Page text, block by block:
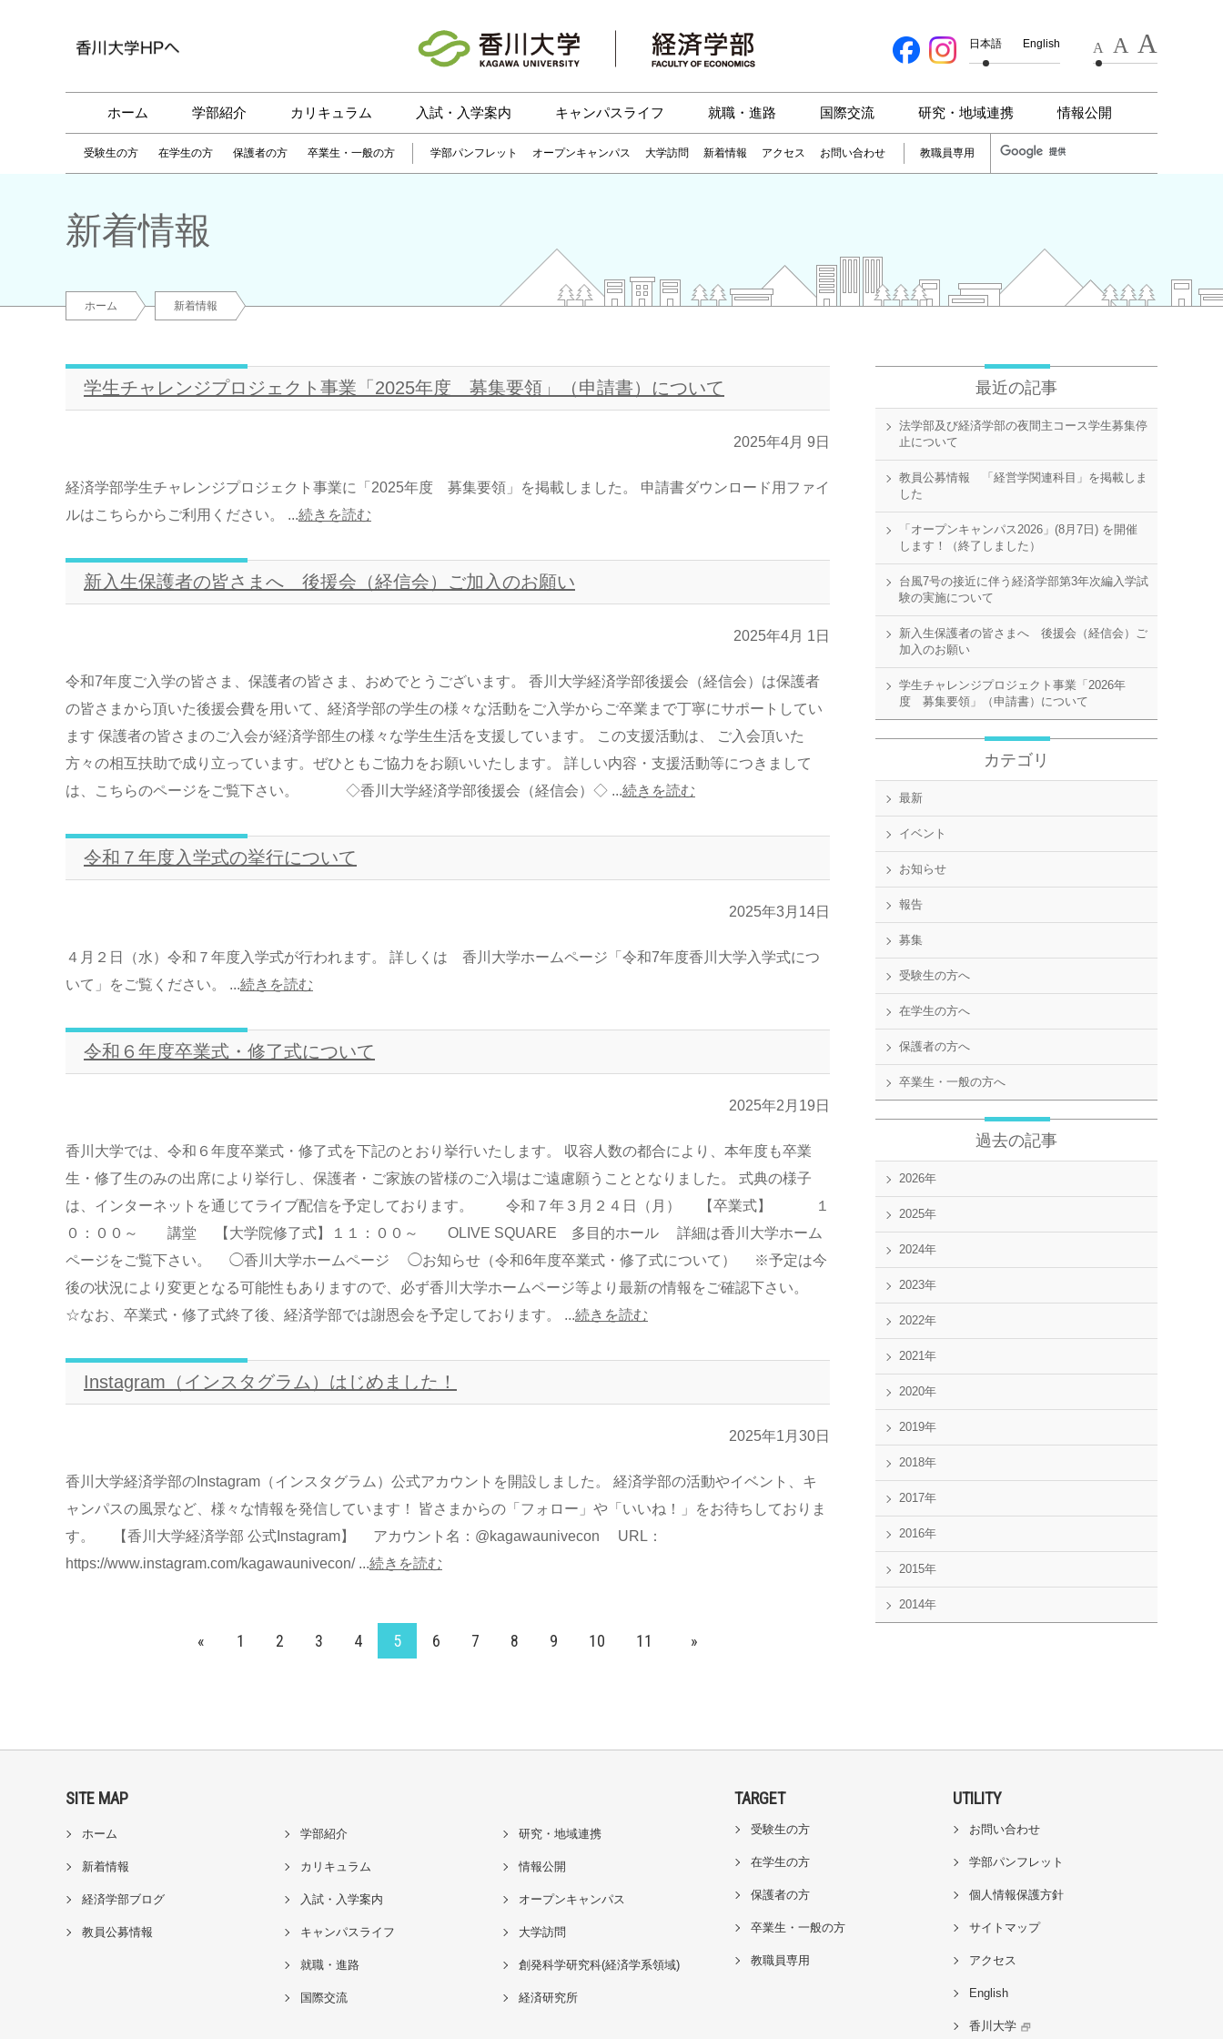
日本語 English A A A
ホーム 学部紹介 カリキュラム 入試・入学案内 キャンパスライフ 就職・進路 国際交流 研究・地域連携 情報公開
受験生の方 在学生の方 保護者の方 卒業生・一般の方 学部パンフレット オープンキャンパス 大学訪問 新着情報 アクセス お問い合わせ 教職員専用
新着情報
ホーム 新着情報
学生チャレンジプロジェクト事業「2025年度 募集要領」（申請書）について
2025年4月 9日
経済学部学生チャレンジプロジェクト事業に「2025年度 募集要領」を掲載しました。 申請書ダウンロード用ファイ
ルはこちらからご利用ください。 ...続きを読む
新入生保護者の皆さまへ 後援会（経信会）ご加入のお願い
2025年4月 1日
令和7年度ご入学の皆さま、保護者の皆さま、おめでとうございます。 香川大学経済学部後援会（経信会）は保護者
の皆さまから頂いた後援会費を用いて、経済学部の学生の様々な活動をご入学からご卒業まで丁寧にサポートしてい
ます 保護者の皆さまのご入会が経済学部生の様々な学生生活を支援しています。 この支援活動は、 ご入会頂いた
方々の相互扶助で成り立っています。ぜひともご協力をお願いいたします。 詳しい内容・支援活動等につきまして
は、こちらのページをご覧下さい。 ◇香川大学経済学部後援会（経信会）◇ ...続きを読む
令和７年度入学式の挙行について
2025年3月14日
４月２日（水）令和７年度入学式が行われます。 詳しくは 香川大学ホームページ「令和7年度香川大学入学式につ
いて」をご覧ください。 ...続きを読む
令和６年度卒業式・修了式について
2025年2月19日
香川大学では、令和６年度卒業式・修了式を下記のとおり挙行いたします。 収容人数の都合により、本年度も卒業
生・修了生のみの出席により挙行し、保護者・ご家族の皆様のご入場はご遠慮願うこととなりました。 式典の様子
は、インターネットを通じてライブ配信を予定しております。 令和７年３月２４日（月） 【卒業式】 １
０：００～ 講堂 【大学院修了式】１１：００～ OLIVE SQUARE 多目的ホール 詳細は香川大学ホーム
ページをご覧下さい。 ◯香川大学ホームページ ◯お知らせ（令和6年度卒業式・修了式について） ※予定は今
後の状況により変更となる可能性もありますので、必ず香川大学ホームページ等より最新の情報をご確認下さい。
☆なお、卒業式・修了式終了後、経済学部では謝恩会を予定しております。 ...続きを読む
Instagram（インスタグラム）はじめました！
2025年1月30日
香川大学経済学部のInstagram（インスタグラム）公式アカウントを開設しました。 経済学部の活動やイベント、キ
ャンパスの風景など、様々な情報を発信しています！ 皆さまからの「フォロー」や「いいね！」をお待ちしておりま
す。 【香川大学経済学部 公式Instagram】 アカウント名：@kagawaunivecon URL：
https://www.instagram.com/kagawaunivecon/ ...続きを読む
« 1 2 3 4 5 6 7 8 9 10 11 »
最近の記事
法学部及び経済学部の夜間主コース学生募集停
止について
教員公募情報 「経営学関連科目」を掲載しま
した
「オープンキャンパス2026」(8月7日) を開催
します！（終了しました）
台風7号の接近に伴う経済学部第3年次編入学試
験の実施について
新入生保護者の皆さまへ 後援会（経信会）ご
加入のお願い
学生チャレンジプロジェクト事業「2026年
度 募集要領」（申請書）について
カテゴリ
最新
イベント
お知らせ
報告
募集
受験生の方へ
在学生の方へ
保護者の方へ
卒業生・一般の方へ
過去の記事
2026年
2025年
2024年
2023年
2022年
2021年
2020年
2019年
2018年
2017年
2016年
2015年
2014年
SITE MAP
ホーム
新着情報
経済学部ブログ
教員公募情報
学部紹介
カリキュラム
入試・入学案内
キャンパスライフ
就職・進路
国際交流
研究・地域連携
情報公開
オープンキャンパス
大学訪問
創発科学研究科(経済学系領域)
経済研究所
TARGET
受験生の方
在学生の方
保護者の方
卒業生・一般の方
教職員専用
UTILITY
お問い合わせ
学部パンフレット
個人情報保護方針
サイトマップ
アクセス
English
香川大学